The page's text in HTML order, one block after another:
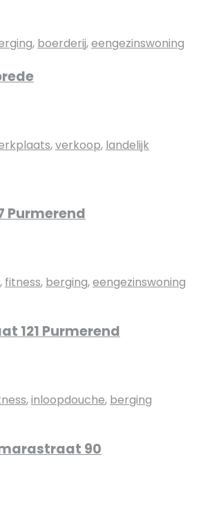
, boerderij,eengezinswoning
,verkoop, landelijk
Purmerend
, fitness, berging,eengezinswoning
121 Purmerend
,inloopdouche, berging
90